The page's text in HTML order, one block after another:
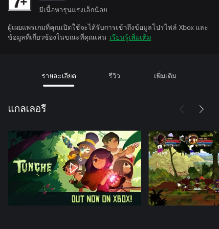
มีเนื้อหารุนแรงเล็กน้อย
ผู้เผยแพร่เกมที่คุณเปิดใช้จะได้รับการเข้าถึงข้อมูลโปรไฟล์ Xbox และ
ข้อมูลที่เกี่ยวข้องในขณะที่คุณเล่น เรียนรู้เพิ่มเติม
รายละเอียด รีวิว เพิ่มเติม
แกลเลอรี